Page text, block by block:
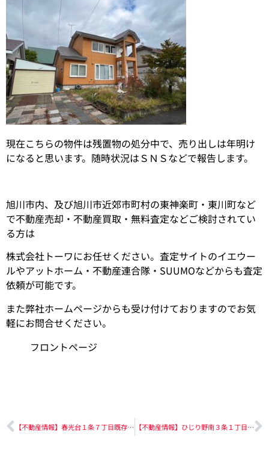
現在こちらの物件は残置物の処分中で、売り出しは年明け
になると思います。随時状況はＳＮＳなどで報告します。
旭川市内、及び旭川市近郊市町村の東神楽町・東川町など
で不動産売却・不動産買取・無料査定などご検討されてい
る方は
株式会社トーワにお任せください。査定サイトのイエウー
ルやアットホーム・不動産連合隊・SUUMOなどからも査定
依頼が可能です。
また弊社ホームページからも受け付けておりますのでお気
軽にお問合せください。
フロントページ
【不動産情報】春光台１条７丁目既存住宅 【不動産情報】ひじり野南３条１丁目既存住宅